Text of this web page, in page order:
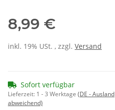
8,99 €
inkl. 19% USt. , zzgl. Versand
Sofort verfügbar
Lieferzeit: 1 - 3 Werktage (DE - Ausland
abweichend)